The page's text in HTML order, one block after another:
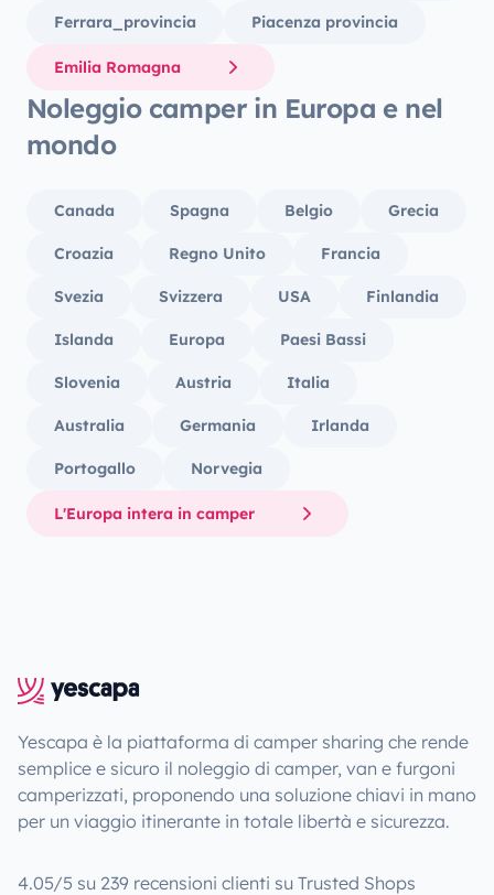
Ferrara_provincia Piacenza provincia
Emilia Romagna
Noleggio camper in Europa e nel
mondo
Canada Spagna Belgio Grecia
Croazia Regno Unito Francia
Svezia Svizzera USA Finlandia
Islanda Europa Paesi Bassi
Slovenia Austria Italia
Australia Germania Irlanda
Portogallo Norvegia
L'Europa intera in camper
Yescapa è la piattaforma di camper sharing che rende
semplice e sicuro il noleggio di camper, van e furgoni
camperizzati, proponendo una soluzione chiavi in mano
per un viaggio itinerante in totale libertà e sicurezza.
4.05/5 su 239 recensioni clienti su Trusted Shops